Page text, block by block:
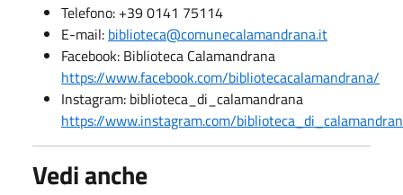
Telefono: +39 0141 75114
E-mail: biblioteca@comunecalamandrana.it
Facebook: Biblioteca Calamandrana
https://www.facebook.com/bibliotecacalamandrana/
Instagram: biblioteca_di_calamandrana
https://www.instagram.com/
Vedi anche